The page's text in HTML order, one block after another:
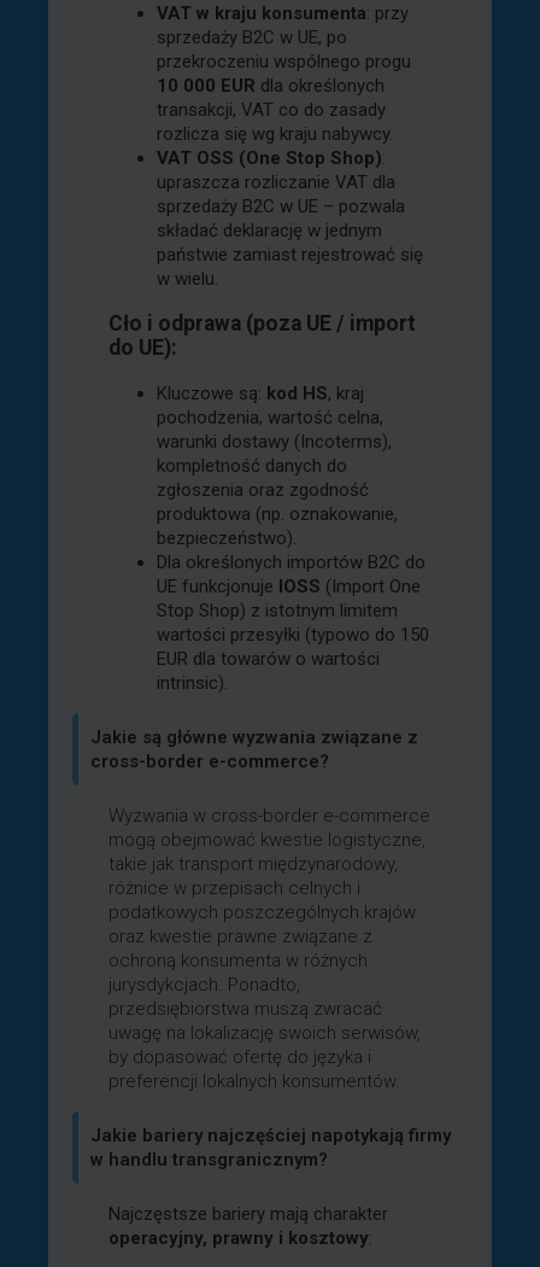
VAT w kraju konsumenta: przy
sprzedaży B2C w UE, po
przekroczeniu wspólnego progu
10 000 EUR dla określonych
transakcji, VAT co do zasady
rozlicza się wg kraju nabywcy.
VAT OSS (One Stop Shop):
upraszcza rozliczanie VAT dla
sprzedaży B2C w UE – pozwala
składać deklarację w jednym
państwie zamiast rejestrować się
w wielu.
Cło i odprawa (poza UE / import
do UE):
Kluczowe są: kod HS, kraj
pochodzenia, wartość celna,
warunki dostawy (Incoterms),
kompletność danych do
zgłoszenia oraz zgodność
produktowa (np. oznakowanie,
bezpieczeństwo).
Dla określonych importów B2C do
UE funkcjonuje IOSS (Import One
Stop Shop) z istotnym limitem
wartości przesyłki (typowo do 150
EUR dla towarów o wartości
intrinsic).
Jakie są główne wyzwania związane z
cross-border e-commerce?
Wyzwania w cross-border e-commerce
mogą obejmować kwestie logistyczne,
takie jak transport międzynarodowy,
różnice w przepisach celnych i
podatkowych poszczególnych krajów
oraz kwestie prawne związane z
ochroną konsumenta w różnych
jurysdykcjach. Ponadto,
przedsiębiorstwa muszą zwracać
uwagę na lokalizację swoich serwisów,
by dopasować ofertę do języka i
preferencji lokalnych konsumentów.
Jakie bariery najczęściej napotykają firmy
w handlu transgranicznym?
Najczęstsze bariery mają charakter
operacyjny, prawny i kosztowy: